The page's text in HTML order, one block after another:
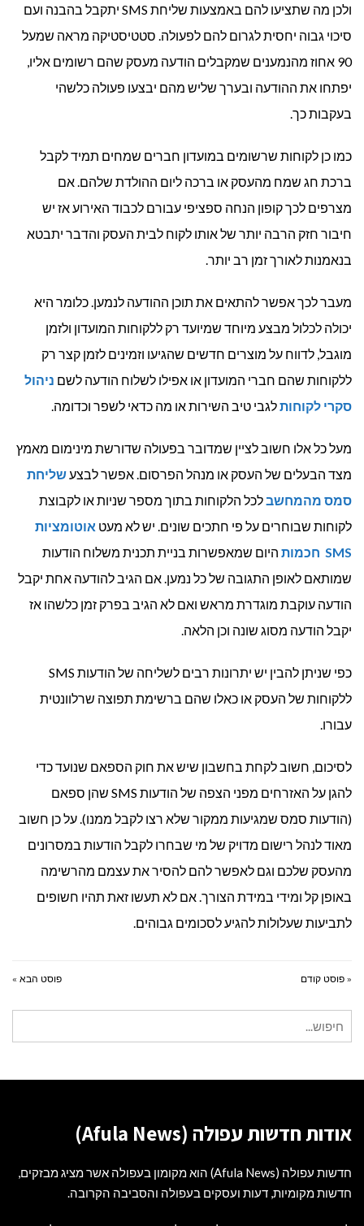
ולכן מה שתציעו להם באמצעות שליחת SMS יתקבל בהבנה ועם
סיכוי גבוה יחסית לגרום להם לפעולה. סטטיסטיקה מראה שמעל
90 אחוז מהנמענים שמקבלים הודעה מעסק שהם רשומים אליו,
יפתחו את ההודעה ובערך שליש מהם יבצעו פעולה כלשהי
בעקבות כך.
כמו כן לקוחות שרשומים במועדון חברים שמחים תמיד לקבל
ברכת חג שמח מהעסק או ברכה ליום ההולדת שלהם. אם
מצרפים לכך קופון הנחה ספציפי עבורם לכבוד האירוע אז יש
חיבור חזק הרבה יותר של אותו לקוח לבית העסק והדבר יתבטא
בנאמנות לאורך זמן רב יותר.
מעבר לכך אפשר להתאים את תוכן ההודעה לנמען. כלומר היא
יכולה לכלול מבצע מיוחד שמיועד רק ללקוחות המועדון ולזמן
מוגבל, לדווח על מוצרים חדשים שהגיעו וזמינים לזמן קצר רק
ללקוחות שהם חברי המועדון או אפילו לשלוח הודעה לשם ניהול
סקרי לקוחותלגבי טיב השירות או מה כדאי לשפר וכדומה.
מעל כל אלו חשוב לציין שמדובר בפעולה שדורשת מינימום מאמץ
מצד הבעלים של העסק או מנהל הפרסום. אפשר לבצעשליחת
סמס מהמחשבלכל הלקוחות בתוך מספר שניות או לקבוצת
לקוחות שבוחרים על פי חתכים שונים. יש לא מעט אוטומציות
SMS חכמות היום שמאפשרות בניית תכנית משלוח הודעות
שמותאם לאופן התגובה של כל נמען. אם הגיב להודעה אחת יקבל
הודעה עוקבת מוגדרת מראש ואם לא הגיב בפרק זמן כלשהו אז
יקבל הודעה מסוג שונה וכן הלאה.
כפי שניתן להבין יש יתרונות רבים לשליחה של הודעות SMS
ללקוחות של העסק או כאלו שהם ברשימת תפוצה שרלוונטית
עבורו.
לסיכום, חשוב לקחת בחשבון שיש את חוק הספאם שנועד כדי
להגן על האזרחים מפני הצפה של הודעות SMS שהן ספאם
(הודעות סמס שמגיעות ממקור שלא רצו לקבל ממנו). על כן חשוב
מאוד לנהל רישום מדויק של מי שבחרו לקבל הודעות במסרונים
מהעסק שלכם וגם לאפשר להם להסיר את עצמם מהרשימה
באופן קל ומידי במידת הצורך. אם לא תעשו זאת תהיו חשופים
לתביעות שעלולות להגיע לסכומים גבוהים.
« פוסט קודם פוסט הבא »
עבור:
אודות חדשות עפולה (Afula News)
חדשות עפולה (Afula News) הוא מקומון בעפולה אשר מציג מבזקים,
חדשות מקומיות, דעות ועסקים בעפולה והסביבה הקרובה.